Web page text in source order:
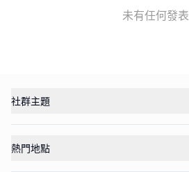
未有任何發表
社群主題
熱門地點